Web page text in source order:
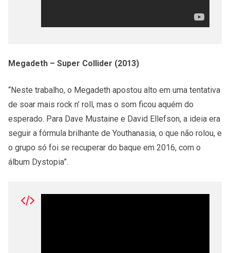
Megadeth – Super Collider (2013)
“Neste trabalho, o Megadeth apostou alto em uma tentativa
de soar mais rock n’ roll, mas o som ficou aquém do
esperado. Para Dave Mustaine e David Ellefson, a ideia era
seguir a fórmula brilhante de Youthanasia, o que não rolou, e
o grupo só foi se recuperar do baque em 2016, com o
álbum Dystopia”.